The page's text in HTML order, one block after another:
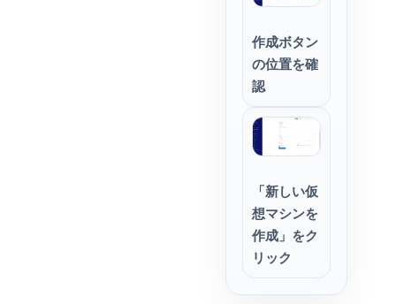
作成ボタン
の位置を確
認
「新しい仮
想マシンを
作成」をク
リック